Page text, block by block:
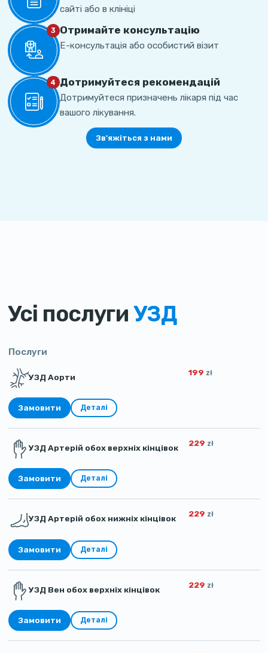
сайті або в клініці
3 Отримайте консультацію
Е-консультація або особистий візит
4 Дотримуйтеся рекомендацій
Дотримуйтеся призначень лікаря під час
вашого лікування.
Зв'яжіться з нами
Усі послуги УЗД
Послуги
УЗД Аорти 199 zł
Замовити Деталі
УЗД Артерій обох верхніх кінцівок 229 zł
Замовити Деталі
УЗД Артерій обох нижніх кінцівок 229 zł
Замовити Деталі
УЗД Вен обох верхніх кінцівок 229 zł
Замовити Деталі